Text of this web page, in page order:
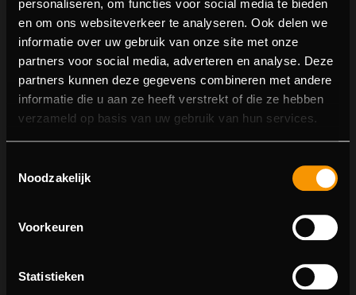
personaliseren, om functies voor social media te bieden
en om ons websiteverkeer te analyseren. Ook delen we
informatie over uw gebruik van onze site met onze
partners voor social media, adverteren en analyse. Deze
partners kunnen deze gegevens combineren met andere
informatie die u aan ze heeft verstrekt of die ze hebben
verzameld op basis van uw gebruik van hun services.
Noodzakelijk
Voorkeuren
Statistieken
Extra Chilli Epic Spins